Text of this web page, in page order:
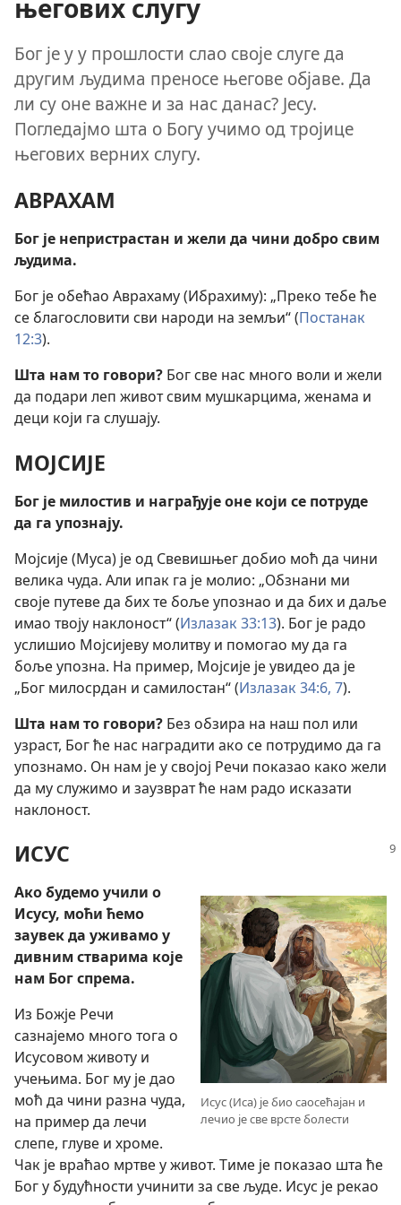
његових слугу
Бог је у у прошлости слао своје слуге да
другим људима преносе његове објаве. Да
ли су оне важне и за нас данас? Јесу.
Погледајмо шта о Богу учимо од тројице
његових верних слугу.
АВРАХАМ
Бог је непристрастан и жели да чини добро свим
људима.
Бог је обећао Аврахаму (Ибрахиму): „Преко тебе ће
се благословити сви народи на земљи“ (Постанак
12:3).
Шта нам то говори? Бог све нас много воли и жели
да подари леп живот свим мушкарцима, женама и
деци који га слушају.
МОЈСИЈЕ
Бог је милостив и награђује оне који се потруде
да га упознају.
Мојсије (Муса) је од Свевишњег добио моћ да чини
велика чуда. Али ипак га је молио: „Обзнани ми
своје путеве да бих те боље упознао и да бих и даље
имао твоју наклоност“ (Излазак 33:13). Бог је радо
услишио Мојсијеву молитву и помогао му да га
боље упозна. На пример, Мојсије је увидео да је
„Бог милосрдан и самилостан“ (Излазак 34:6, 7).
Шта нам то говори? Без обзира на наш пол или
узраст, Бог ће нас наградити ако се потрудимо да га
упознамо. Он нам је у својој Речи показао како жели
да му служимо и заузврат ће нам радо исказати
наклоност.
ИСУС
Исус (Иса) је био саосећајан и
лечио је све врсте болести
Ако будемо учили о
Исусу, моћи ћемо
заувек да уживамо у
дивним стварима које
нам Бог спрема.
Из Божје Речи
сазнајемо много тога о
Исусовом животу и
учењима. Бог му је дао
моћ да чини разна чуда,
на пример да лечи
слепе, глуве и хроме.
Чак је враћао мртве у живот. Тиме је показао шта ће
Бог у будућности учинити за све људе. Исус је рекао